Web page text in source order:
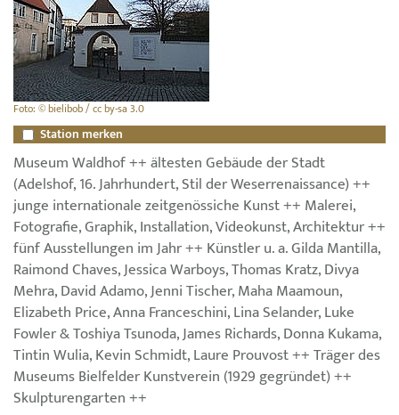
Foto: © bielibob / cc by-sa 3.0
Station merken
Museum Waldhof ++ ältesten Gebäude der Stadt
(Adelshof, 16. Jahrhundert, Stil der Weserrenaissance) ++
junge internationale zeitgenössiche Kunst ++ Malerei,
Fotografie, Graphik, Installation, Videokunst, Architektur ++
fünf Ausstellungen im Jahr ++ Künstler u. a. Gilda Mantilla,
Raimond Chaves, Jessica Warboys, Thomas Kratz, Divya
Mehra, David Adamo, Jenni Tischer, Maha Maamoun,
Elizabeth Price, Anna Franceschini, Lina Selander, Luke
Fowler & Toshiya Tsunoda, James Richards, Donna Kukama,
Tintin Wulia, Kevin Schmidt, Laure Prouvost ++ Träger des
Museums Bielfelder Kunstverein (1929 gegründet) ++
Skulpturengarten ++